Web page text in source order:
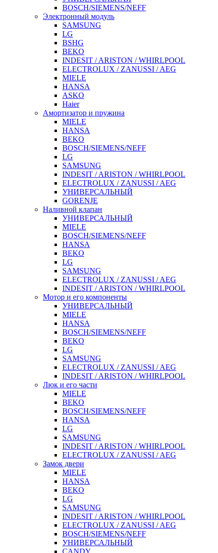
BOSCH/SIEMENS/NEFF
Электронный модуль
SAMSUNG
LG
BSHG
BEKO
INDESIT / ARISTON / WHIRLPOOL
ELECTROLUX / ZANUSSI / AEG
MIELE
HANSA
ASKO
Haier
Амортизатор и пружина
MIELE
HANSA
BEKO
BOSCH/SIEMENS/NEFF
LG
SAMSUNG
INDESIT / ARISTON / WHIRLPOOL
ELECTROLUX / ZANUSSI / AEG
УНИВЕРСАЛЬНЫЙ
GORENJE
Наливной клапан
УНИВЕРСАЛЬНЫЙ
MIELE
BOSCH/SIEMENS/NEFF
HANSA
BEKO
LG
SAMSUNG
ELECTROLUX / ZANUSSI / AEG
INDESIT / ARISTON / WHIRLPOOL
Мотор и его компоненты
УНИВЕРСАЛЬНЫЙ
MIELE
HANSA
BOSCH/SIEMENS/NEFF
BEKO
LG
SAMSUNG
ELECTROLUX / ZANUSSI / AEG
INDESIT / ARISTON / WHIRLPOOL
Люк и его части
MIELE
BEKO
BOSCH/SIEMENS/NEFF
HANSA
LG
SAMSUNG
INDESIT / ARISTON / WHIRLPOOL
ELECTROLUX / ZANUSSI / AEG
Замок двери
MIELE
HANSA
BEKO
LG
SAMSUNG
INDESIT / ARISTON / WHIRLPOOL
ELECTROLUX / ZANUSSI / AEG
BOSCH/SIEMENS/NEFF
УНИВЕРСАЛЬНЫЙ
CANDY